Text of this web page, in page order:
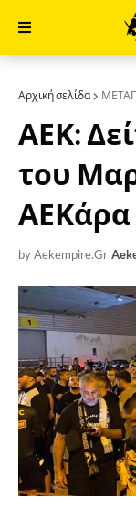
Αρχική σελίδα
ΑΕΚ:
του
ΑΕΚάρα
by Aekempire.Gr